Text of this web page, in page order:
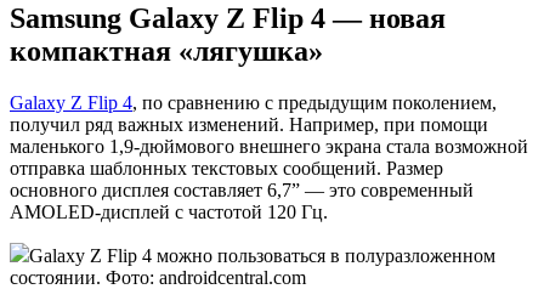
Samsung Galaxy Z Flip 4 — новая
компактная «лягушка»
Galaxy Z Flip 4, по сравнению с предыдущим поколением,
получил ряд важных изменений. Например, при помощи
маленького 1,9-дюймового внешнего экрана стала возможной
отправка шаблонных текстовых сообщений. Размер
основного дисплея составляет 6,7” — это современный
AMOLED-дисплей с частотой 120 Гц.
Galaxy Z Flip 4 можно пользоваться в полуразложенном
состоянии. Фото: androidcentral.com